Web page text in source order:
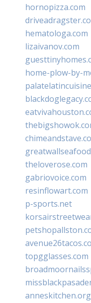
hornopizza.com
hematologa.com
lizaivanov.com
home-plow-by-
theloverose.com
gabriovoice.com
resinflowart.com
p-sports.net
topgglasses.com
anneskitchen.org